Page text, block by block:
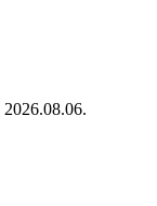
2026.08.06.